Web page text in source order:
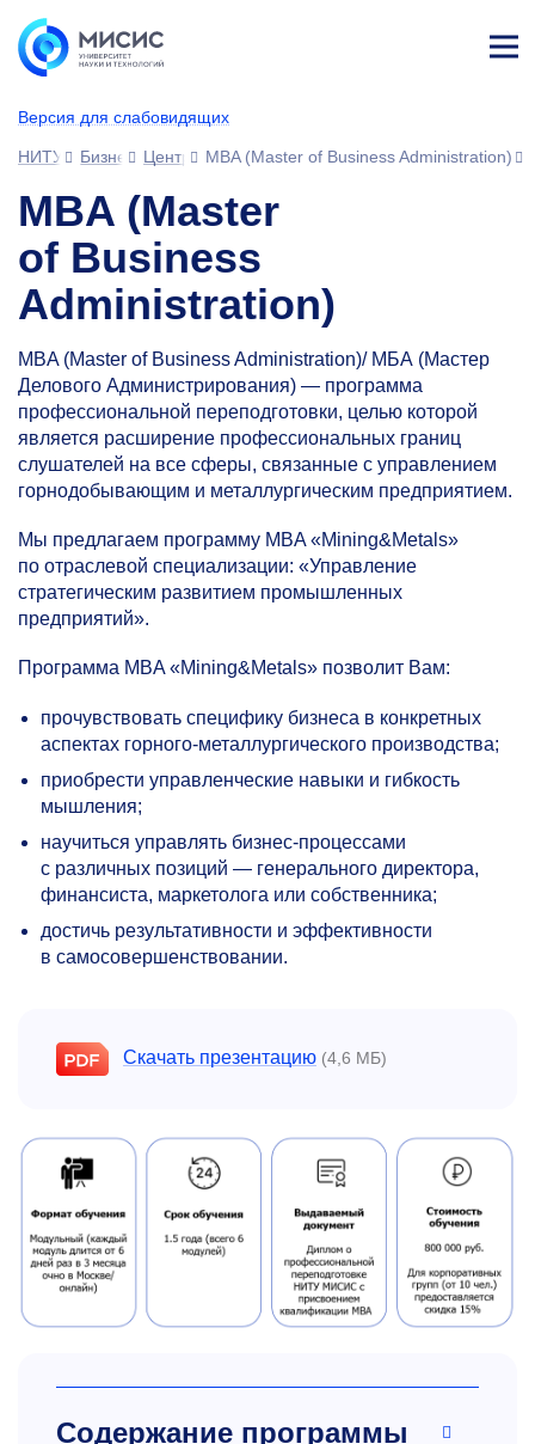
Версия для слабовидящих
ине
НИТУ МИСИС
Бизнесу Центр развития передовых компетенций
MBA (Master of Business Administration)
MBA (Master
of Business
Administration)
MBA (Master of Business Administration)/ МБА (Мастер
Делового Администрирования) — программа
профессиональной переподготовки, целью которой
является расширение профессиональных границ
слушателей на все сферы, связанные с управлением
горнодобывающим и металлургическим предприятием.
Мы предлагаем программу MBA «Mining&Metals»
по отраслевой специализации: «Управление
стратегическим развитием промышленных
предприятий».
Программа MBA «Mining&Metals» позволит Вам:
прочувствовать специфику бизнеса в конкретных
аспектах горного-металлургического производства;
приобрести управленческие навыки и гибкость
мышления;
научиться управлять бизнес-процессами
с различных позиций — генерального директора,
финансиста, маркетолога или собственника;
достичь результативности и эффективности
в самосовершенствовании.
Скачать презентацию (4,6 МБ)
Содержание программы